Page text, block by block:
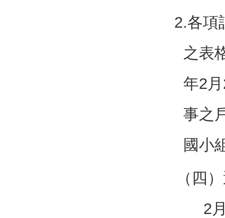
2.各項
之表
年2
事之
國小
（四
2